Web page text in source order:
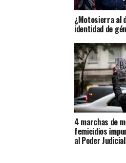
¿Motosierra al
identidad de
4 marchas de
femicidios
al Poder Judicial